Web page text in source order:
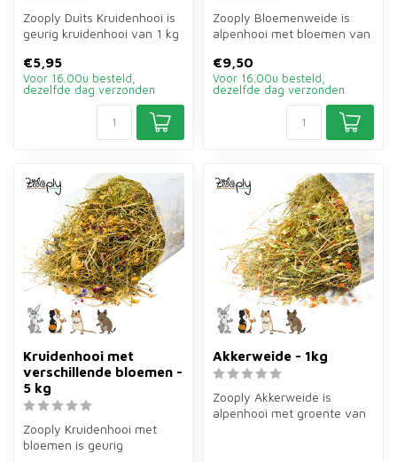
Zooply Duits Kruidenhooi is
geurig kruidenhooi van 1 kg
€5,95
Voor 16.00u besteld,
dezelfde dag verzonden
Zooply Bloemenweide is
alpenhooi met bloemen van
cavia's. ...
€9,50
Voor 16.00u besteld,
dezelfde dag verzonden
Kruidenhooi met
verschillende bloemen -
5 kg
Zooply Kruidenhooi met
bloemen is geurig
Akkerweide - 1kg
Zooply Akkerweide is
alpenhooi met groente van